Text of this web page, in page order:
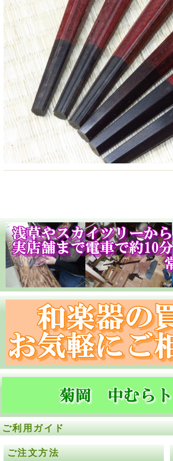
ご利用ガイド
ご注文方法